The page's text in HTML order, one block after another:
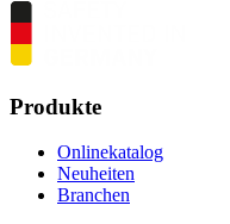
Produkte
Onlinekatalog
Neuheiten
Branchen